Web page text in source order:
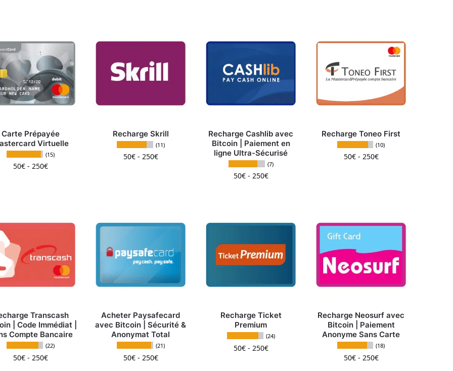
Carte Prépayée
Virtuelle
(15)
50€ -250€
Recharge Skrill
(11)
50€- 250€
Ce produit a plusieurs variations. Les options peuvent être choisies sur la page
Recharge Cashlib avec
Bitcoin | Paiement en
ligne Ultra-Sécurisé
(7)
50€- 250€
Recharge Toneo First
(10)
50€- 250€
Transcash
| Code Immédiat |
Compte Bancaire
(22)
50€ -250€
Acheter Paysafecard
avec Bitcoin | Sécurité &
Anonymat Total
(21)
50€- 250€
Recharge Ticket
Premium
(24)
50€- 250€
Recharge Neosurf avec
Bitcoin | Paiement
Anonyme Sans Carte
(18)
50€- 250€